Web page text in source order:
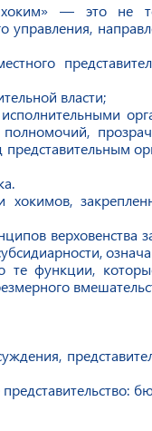
— это не
управления,
власти;
представительным
верховенства
те функции,